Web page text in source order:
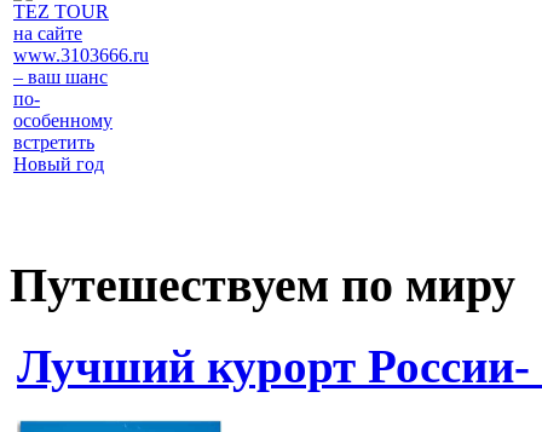
TEZ TOUR
на сайте
www.3103666.ru
– ваш шанс
по-
особенному
встретить
Новый год
Путешествуем по миру
Лучший курорт